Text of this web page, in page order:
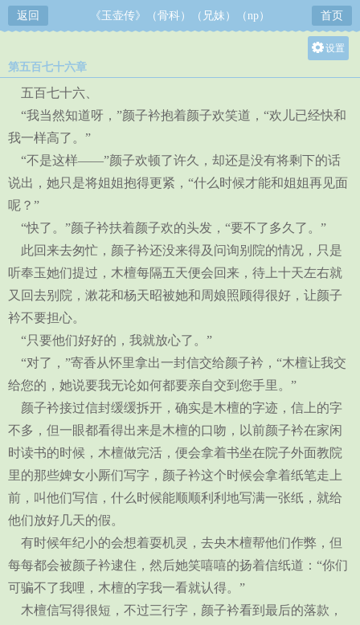
返回 《玉壶传》（骨科）（兄妹）（np） 首页
设置
中
第五百七十六章
五百七十六、
“我当然知道呀，”颜子衿抱着颜子欢笑道，“欢儿已经快和
我一样高了。”
“不是这样——”颜子欢顿了许久，却还是没有将剩下的话
说出，她只是将姐姐抱得更紧，“什么时候才能和姐姐再见面
呢？”
“快了。”颜子衿扶着颜子欢的头发，“要不了多久了。”
此回来去匆忙，颜子衿还没来得及问询别院的情况，只是
听奉玉她们提过，木檀每隔五天便会回来，待上十天左右就
又回去别院，漱花和杨天昭被她和周娘照顾得很好，让颜子
衿不要担心。
“只要他们好好的，我就放心了。”
“对了，”寄香从怀里拿出一封信交给颜子衿，“木檀让我交
给您的，她说要我无论如何都要亲自交到您手里。”
颜子衿接过信封缓缓拆开，确实是木檀的字迹，信上的字
不多，但一眼都看得出来是木檀的口吻，以前颜子衿在家闲
时读书的时候，木檀做完活，便会拿着书坐在院子外面教院
里的那些婢女小厮们写字，颜子衿这个时候会拿着纸笔走上
前，叫他们写信，什么时候能顺顺利利地写满一张纸，就给
他们放好几天的假。
有时候年纪小的会想着耍机灵，去央木檀帮他们作弊，但
每每都会被颜子衿逮住，然后她笑嘻嘻的扬着信纸道：“你们
可骗不了我哩，木檀的字我一看就认得。”
木檀信写得很短，不过三行字，颜子衿看到最后的落款，